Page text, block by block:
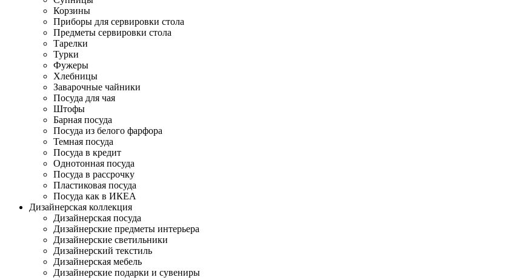
Корзины
Приборы для сервировки стола
Предметы сервировки стола
Тарелки
Турки
Фужеры
Хлебницы
Заварочные чайники
Посуда для чая
Штофы
Барная посуда
Посуда из белого фарфора
Темная посуда
Посуда в кредит
Однотонная посуда
Посуда в рассрочку
Пластиковая посуда
Посуда как в ИКЕА
Дизайнерская коллекция
Дизайнерская посуда
Дизайнерские предметы интерьера
Дизайнерские светильники
Дизайнерский текстиль
Дизайнерская мебель
Дизайнерские подарки и сувениры